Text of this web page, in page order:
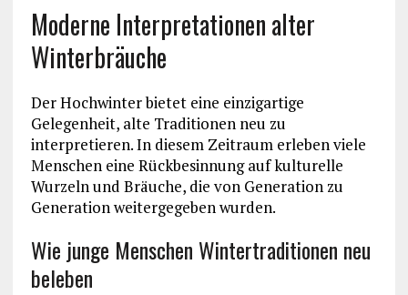
Moderne Interpretationen alter
Winterbräuche
Der Hochwinter bietet eine einzigartige
Gelegenheit, alte Traditionen neu zu
interpretieren. In diesem Zeitraum erleben viele
Menschen eine Rückbesinnung auf kulturelle
Wurzeln und Bräuche, die von Generation zu
Generation weitergegeben wurden.
Wie junge Menschen Wintertraditionen neu
beleben